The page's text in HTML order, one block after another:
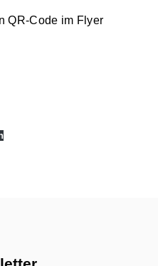
QR-Code im Flyer